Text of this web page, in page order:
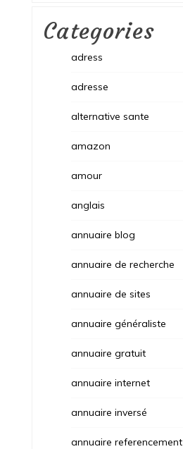
Categories
adress
adresse
alternative sante
amazon
amour
anglais
annuaire blog
annuaire de recherche
annuaire de sites
annuaire généraliste
annuaire gratuit
annuaire internet
annuaire inversé
annuaire referencement